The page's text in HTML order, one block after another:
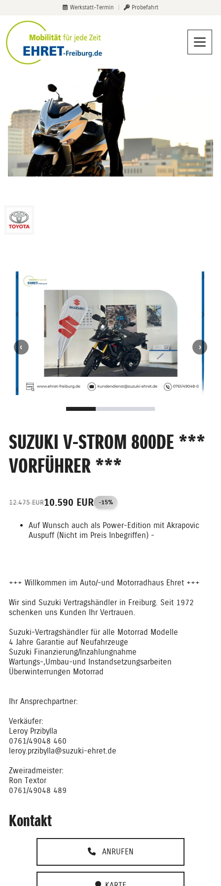
Werkstatt-Termin Probefahrt
SUZUKI V-STROM 800DE ***
VORFÜHRER ***
12.475 EUR10.590 EUR -15%
Auf Wunsch auch als Power-Edition mit Akrapovic
Auspuff (Nicht im Preis Inbegriffen) -
+++ Willkommen im Auto/-und Motorradhaus Ehret +++
Wir sind Suzuki Vertragshändler in Freiburg. Seit 1972
schenken uns Kunden Ihr Vertrauen.
Suzuki-Vertragshändler für alle Motorrad Modelle
4 Jahre Garantie auf Neufahrzeuge
Suzuki Finanzierung/Inzahlungnahme
Wartungs-,Umbau-und Instandsetzungsarbeiten
Überwinterrungen Motorrad
Ihr Ansprechpartner:
Verkäufer:
Leroy Przibylla
0761/49048 460
leroy.przibylla@suzuki-ehret.de
Zweiradmeister:
Ron Textor
0761/49048 489
Kontakt
ANRUFEN